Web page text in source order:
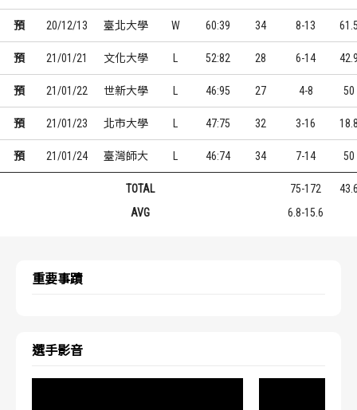
預 20/12/13 臺北大學 W 60:39 34 8-13
預 21/01/21 文化大學 52:82 28 6-14
預 21/01/22 世新大學 46:95 27 4-8 50
預 21/01/23 北市大學 47:75 32 3-16
預 21/01/24 臺灣師大 46:74 34 7-14 50
TOTAL 75-172
AVG
6.8-15.6
重要事蹟
選手影音